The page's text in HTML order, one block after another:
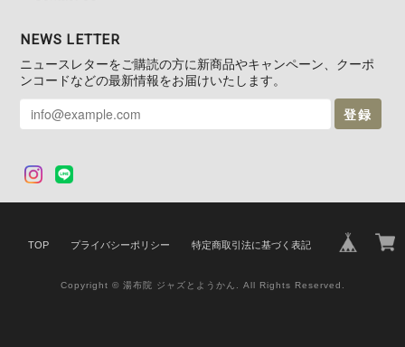
NEWS LETTER
ニュースレターをご購読の方に新商品やキャンペーン、クーポ
ンコードなどの最新情報をお届けいたします。
登録
TOP プライバシーポリシー 特定商取引法に基づく表記
Copyright © 湯布院 ジャズとようかん. All Rights Reserved.